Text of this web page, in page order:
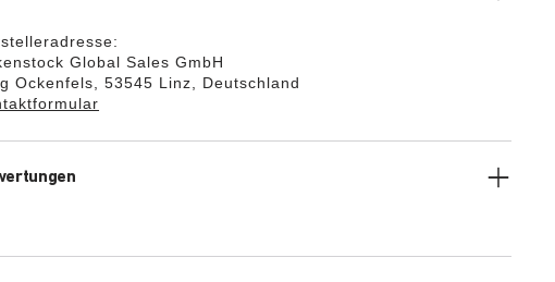
Global Sales GmbH
Ockenfels, 53545 Linz, Deutschland